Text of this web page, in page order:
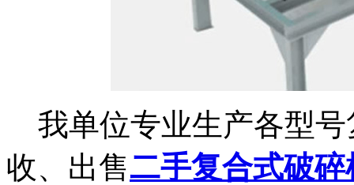
我单位专业生产各型号
收、出售二手复合式破碎